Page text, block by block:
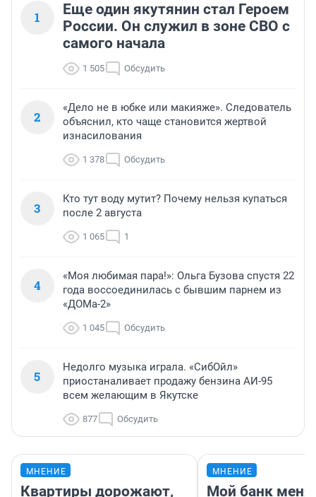
1
Еще один якутянин стал Героем
России. Он служил в зоне СВО с
самого начала
1 505 Обсудить
2
«Дело не в юбке или макияже». Следователь
объяснил, кто чаще становится жертвой
изнасилования
1 378 Обсудить
3
Кто тут воду мутит? Почему нельзя купаться
после 2 августа
1 065 1
4
«Моя любимая пара!»: Ольга Бузова спустя 22
года воссоединилась с бывшим парнем из
«ДОМа-2»
1 045 Обсудить
5
Недолго музыка играла. «СибОйл»
приостаналивает продажу бензина АИ-95
всем желающим в Якутске
877 Обсудить
МНЕНИЕ
Квартиры дорожают,
МНЕНИЕ
Мой банк меня